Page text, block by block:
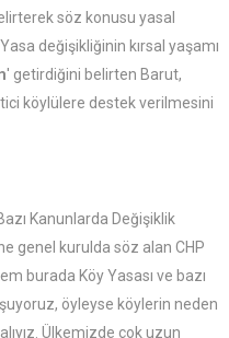
söz konusu yasal
değişikliğinin kırsal yaşamı
' getirdiğini belirten Barut,
köylülere destek verilmesini
Kanunlarda Değişiklik
genel kurulda söz alan CHP
burada Köy Yasası ve bazı
öyleyse köylerin neden
Ülkemizde çok uzun